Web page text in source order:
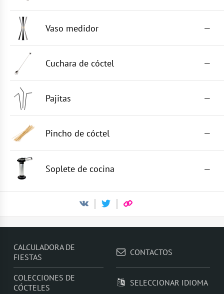
Vaso medidor —
Cuchara de cóctel —
Pajitas —
Pincho de cóctel —
Soplete de cocina —
CALCULADORA DE
FIESTAS
COLECCIONES DE
CÓCTELES
CONTACTOS
SELECCIONAR IDIOMA